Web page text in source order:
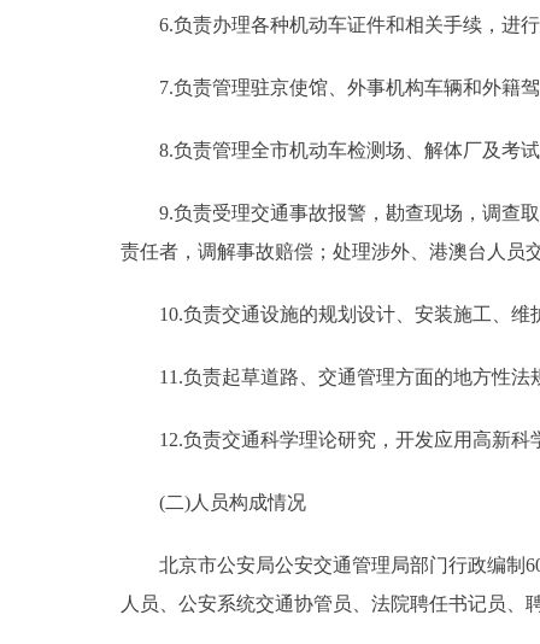
6.负责办理各种机动车证件和相关手续，进行
7.负责管理驻京使馆、外事机构车辆和外籍
8.负责管理全市机动车检测场、解体厂及考试
9.负责受理交通事故报警，勘查现场，调查取
责任者，调解事故赔偿；处理涉外、港澳台人员
10.负责交通设施的规划设计、安装施工、维
11.负责起草道路、交通管理方面的地方性法
12.负责交通科学理论研究，开发应用高新科
(二)人员构成情况
北京市公安局公安交通管理局部门行政编制
人员、公安系统交通协管员、法院聘任书记员、